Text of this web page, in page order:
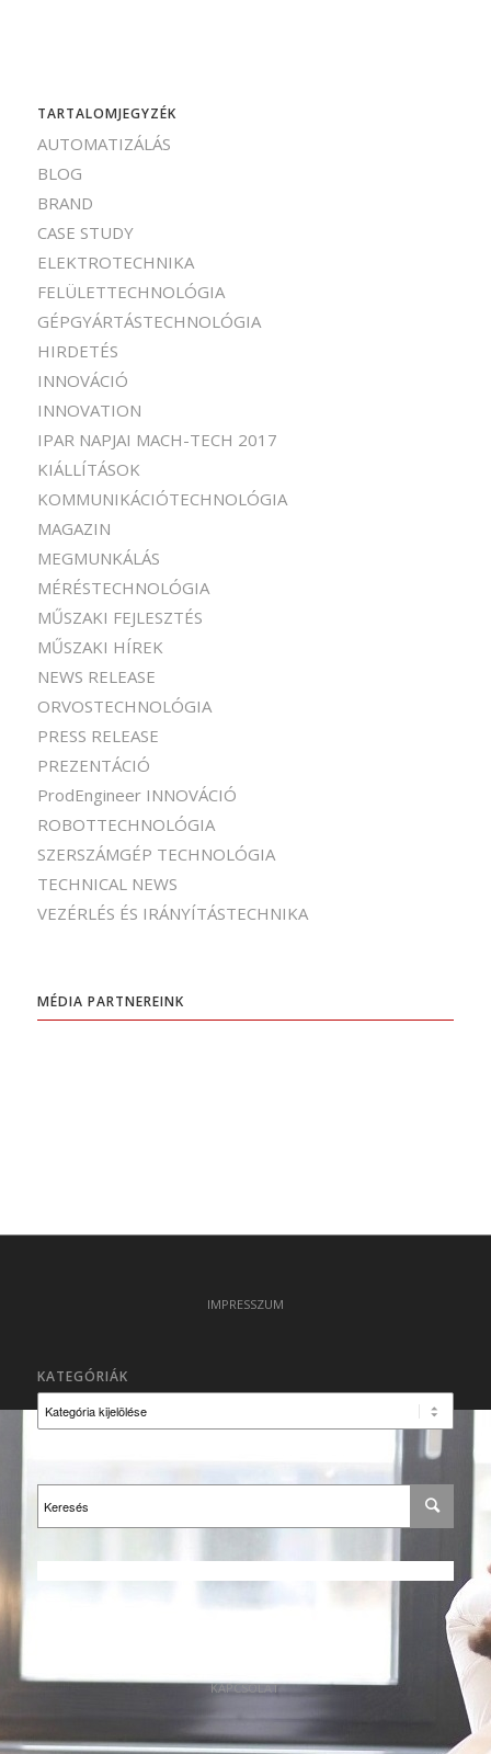
TARTALOMJEGYZÉK
AUTOMATIZÁLÁS
BLOG
BRAND
CASE STUDY
ELEKTROTECHNIKA
FELÜLETTECHNOLÓGIA
GÉPGYÁRTÁSTECHNOLÓGIA
HIRDETÉS
INNOVÁCIÓ
INNOVATION
IPAR NAPJAI MACH-TECH 2017
KIÁLLÍTÁSOK
KOMMUNIKÁCIÓTECHNOLÓGIA
MAGAZIN
MEGMUNKÁLÁS
MÉRÉSTECHNOLÓGIA
MŰSZAKI FEJLESZTÉS
MŰSZAKI HÍREK
NEWS RELEASE
ORVOSTECHNOLÓGIA
PRESS RELEASE
PREZENTÁCIÓ
ProdEngineer INNOVÁCIÓ
ROBOTTECHNOLÓGIA
SZERSZÁMGÉP TECHNOLÓGIA
TECHNICAL NEWS
VEZÉRLÉS ÉS IRÁNYÍTÁSTECHNIKA
MÉDIA PARTNEREINK
IMPRESSZUM
KATEGÓRIÁK
KAPCSOLAT